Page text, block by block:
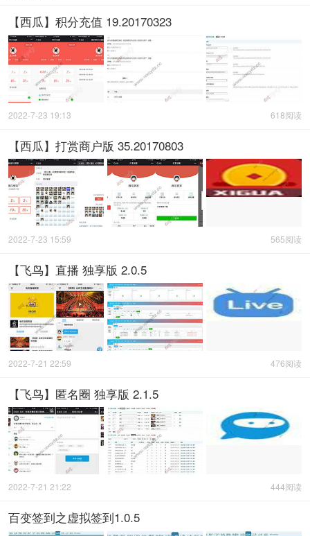
【西瓜】积分充值 19.20170323
618阅读
2022-7-23 19:13
【西瓜】打赏商户版 35.20170803
565阅读
2022-7-23 15:59
【飞鸟】直播 独享版 2.0.5
476阅读
2022-7-21 22:59
【飞鸟】匿名圈 独享版 2.1.5
444阅读
2022-7-21 21:22
百变签到之虚拟签到1.0.5